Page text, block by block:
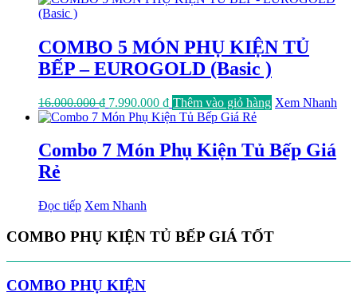
COMBO 5 MÓN PHỤ KIỆN TỦ
BẾP – EUROGOLD (Basic )
16.000.000₫ Giá
gốc
16.000.000 ₫.
7.990.000 ₫Giá
hiện
là:
7.990.000 ₫.
Thêm vào giỏ hàng Xem Nhanh
Combo 7 Món Phụ Kiện Tủ Bếp Giá
Rẻ
Đọc tiếp Xem Nhanh
COMBO PHỤ KIỆN TỦ BẾP GIÁ TỐT
COMBO PHỤ KIỆN